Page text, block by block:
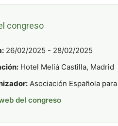
congreso
26/02/2025 - 28/02/2025
Hotel Meliá Castilla, Madrid
Asociación Española
del congreso